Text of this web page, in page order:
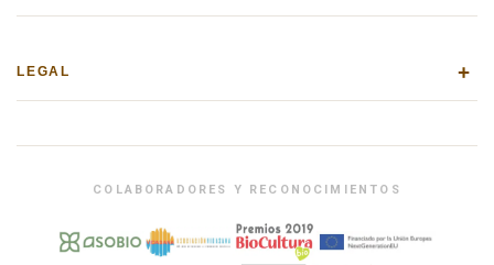
LEGAL +
COLABORADORES Y RECONOCIMIENTOS